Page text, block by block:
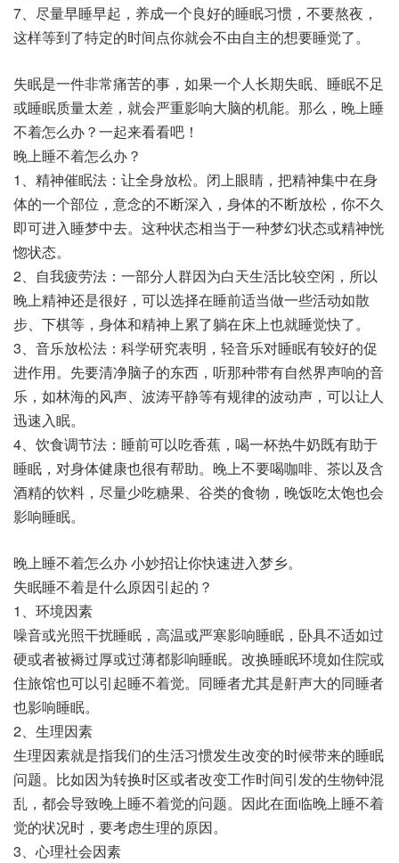
7、尽量早睡早起，养成一个良好的睡眠习惯，不要熬夜，
这样等到了特定的时间点你就会不由自主的想要睡觉了。
失眠是一件非常痛苦的事，如果一个人长期失眠、睡眠不足
或睡眠质量太差，就会严重影响大脑的机能。那么，晚上睡
不着怎么办？一起来看看吧！
晚上睡不着怎么办？
1、精神催眠法：让全身放松。闭上眼睛，把精神集中在身
体的一个部位，意念的不断深入，身体的不断放松，你不久
即可进入睡梦中去。这种状态相当于一种梦幻状态或精神恍
惚状态。
2、自我疲劳法：一部分人群因为白天生活比较空闲，所以
晚上精神还是很好，可以选择在睡前适当做一些活动如散
步、下棋等，身体和精神上累了躺在床上也就睡觉快了。
3、音乐放松法：科学研究表明，轻音乐对睡眠有较好的促
进作用。先要清净脑子的东西，听那种带有自然界声响的音
乐，如林海的风声、波涛平静等有规律的波动声，可以让人
迅速入眠。
4、饮食调节法：睡前可以吃香蕉，喝一杯热牛奶既有助于
睡眠，对身体健康也很有帮助。晚上不要喝咖啡、茶以及含
酒精的饮料，尽量少吃糖果、谷类的食物，晚饭吃太饱也会
影响睡眠。
晚上睡不着怎么办 小妙招让你快速进入梦乡。
失眠睡不着是什么原因引起的？
1、环境因素
噪音或光照干扰睡眠，高温或严寒影响睡眠，卧具不适如过
硬或者被褥过厚或过薄都影响睡眠。改换睡眠环境如住院或
住旅馆也可以引起睡不着觉。同睡者尤其是鼾声大的同睡者
也影响睡眠。
2、生理因素
生理因素就是指我们的生活习惯发生改变的时候带来的睡眠
问题。比如因为转换时区或者改变工作时间引发的生物钟混
乱，都会导致晚上睡不着觉的问题。因此在面临晚上睡不着
觉的状况时，要考虑生理的原因。
3、心理社会因素